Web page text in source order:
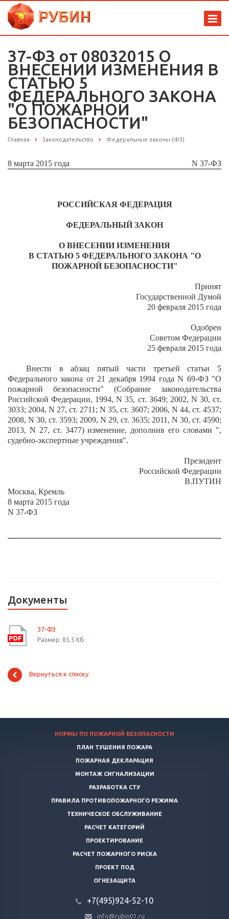
37-ФЗ от 08032015 О
ВНЕСЕНИИ ИЗМЕНЕНИЯ В
СТАТЬЮ 5
ФЕДЕРАЛЬНОГО ЗАКОНА
"О ПОЖАРНОЙ
БЕЗОПАСНОСТИ"
Главная Законодательство Федеральные законы (ФЗ)
8 марта 2015 года N 37-ФЗ
РОССИЙСКАЯ ФЕДЕРАЦИЯ
ФЕДЕРАЛЬНЫЙ ЗАКОН
О ВНЕСЕНИИ ИЗМЕНЕНИЯ
В СТАТЬЮ 5 ФЕДЕРАЛЬНОГО ЗАКОНА "О
ПОЖАРНОЙ БЕЗОПАСНОСТИ"
Принят
Государственной Думой
20 февраля 2015 года
Одобрен
Советом Федерации
25 февраля 2015 года
Внести в абзац пятый части третьей статьи 5
Федерального закона от 21 декабря 1994 года N 69-ФЗ "О
пожарной безопасности" (Собрание законодательства
Российской Федерации, 1994, N 35, ст. 3649; 2002, N 30, ст.
3033; 2004, N 27, ст. 2711; N 35, ст. 3607; 2006, N 44, ст. 4537;
2008, N 30, ст. 3593; 2009, N 29, ст. 3635; 2011, N 30, ст. 4590;
2013, N 27, ст. 3477) изменение, дополнив его словами ",
судебно-экспертные учреждения".
Президент
Российской Федерации
В.ПУТИН
Москва, Кремль
8 марта 2015 года
N 37-ФЗ
Документы
37-ФЗ
Размер: 85.5 Кб
Вернуться к списку
НОРМЫ ПО ПОЖАРНОЙ БЕЗОПАСНОСТИ
ПЛАН ТУШЕНИЯ ПОЖАРА
ПОЖАРНАЯ ДЕКЛАРАЦИЯ
МОНТАЖ СИГНАЛИЗАЦИИ
РАЗРАБОТКА СТУ
ПРАВИЛА ПРОТИВОПОЖАРНОГО РЕЖИМА
ТЕХНИЧЕСКОЕ ОБСЛУЖИВАНИЕ
РАСЧЕТ КАТЕГОРИЙ
ПРОЕКТИРОВАНИЕ
РАСЧЕТ ПОЖАРНОГО РИСКА
ПРОЕКТ ПОД
ОГНЕЗАЩИТА
+7(495)924-52-10
info@rubin01.ru